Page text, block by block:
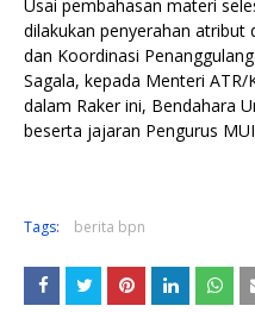
Usai pembahasan materi
dilakukan penyerahan atribut
dan Koordinasi
Sagala, kepada Menteri
dalam Raker ini, Bendahara
beserta jajaran Pengurus
Tags: berita bpn